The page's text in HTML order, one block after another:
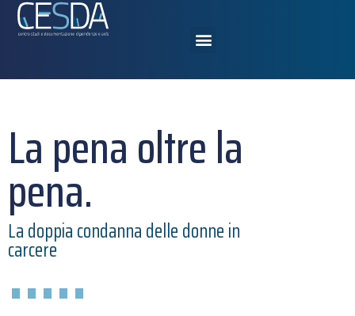
La pena oltre la
pena.
La doppia condanna delle donne in
carcere